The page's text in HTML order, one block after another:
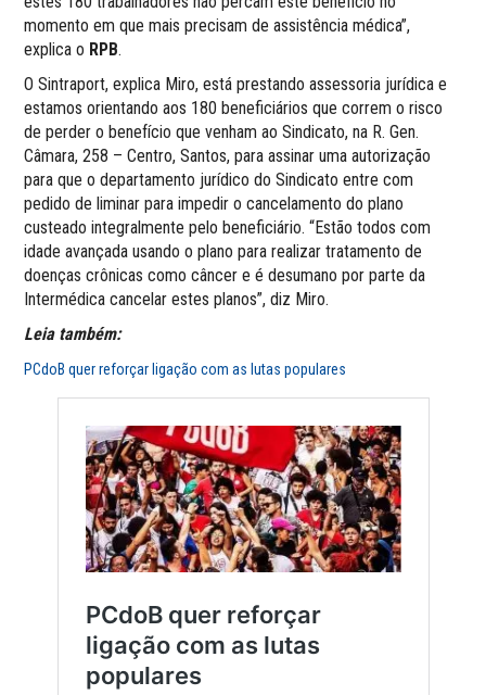
momento em que mais precisam de assistência médica”,
explica o RPB.
O Sintraport, explica Miro, está prestando assessoria jurídica e
estamos orientando aos 180 beneficiários que correm o risco
de perder o benefício que venham ao Sindicato, na R. Gen.
Câmara, 258 – Centro, Santos, para assinar uma autorização
para que o departamento jurídico do Sindicato entre com
pedido de liminar para impedir o cancelamento do plano
custeado integralmente pelo beneficiário. “Estão todos com
idade avançada usando o plano para realizar tratamento de
doenças crônicas como câncer e é desumano por parte da
Intermédica cancelar estes planos”, diz Miro.
Leia também:
PCdoB quer reforçar ligação com as lutas populares